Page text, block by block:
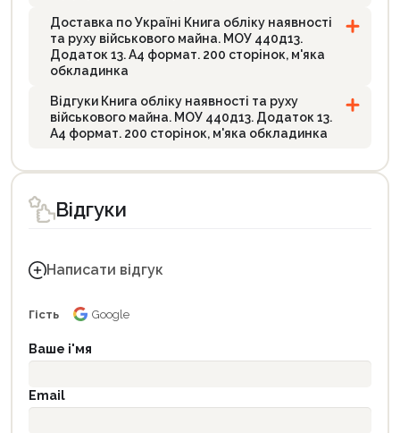
Доставка по Україні Книга обліку наявності
та руху військового майна. МОУ 440д13.
Додаток 13. А4 формат. 200 сторінок, м'яка
обкладинка
Відгуки Книга обліку наявності та руху
військового майна. МОУ 440д13. Додаток 13.
А4 формат. 200 сторінок, м'яка обкладинка
Відгуки
Написати відгук
Гість Google
Ваше і'мя
Email